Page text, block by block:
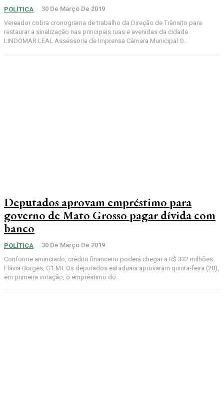
POLÍTICA
30 De Março De 2019
Vereador cobra cronograma de trabalho da Direção de Trânsito para
restaurar a sinalização nas principais ruas e avenidas da cidade
LINDOMAR LEAL Assessoria de Imprensa Câmara Municipal O...
Deputados aprovam empréstimo para
governo de Mato Grosso pagar dívida com
banco
POLÍTICA
30 De Março De 2019
Conforme anunciado, crédito financeiro poderá chegar a R$ 332 milhões
Flávia Borges, G1 MT Os deputados estaduais aprovaram quinta-feira (28),
em primeira votação, o empréstimo do...